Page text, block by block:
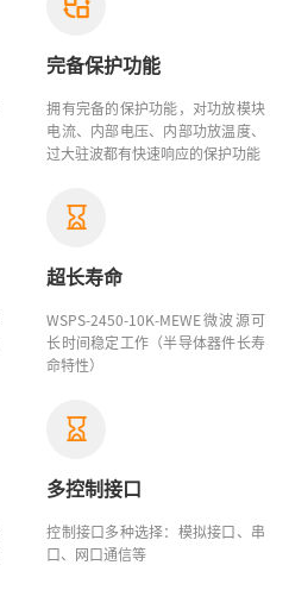
完备保护功能
拥有完备的保护功能，对功放模块
电流、内部电压、内部功放温度、
过大驻波都有快速响应的保护功能
超长寿命
WSPS-2450-10K-MEWE微波源可
长时间稳定工作（半导体器件长寿
命特性）
多控制接口
控制接口多种选择：模拟接口、串
口、网口通信等